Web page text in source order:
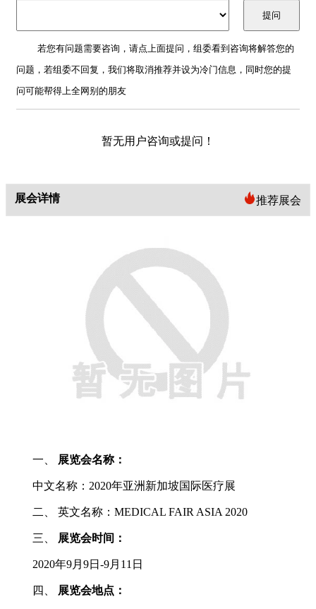
若您有问题需要咨询，请点上面提问，组委看到咨询将解答您的
问题，若组委不回复，我们将取消推荐并设为冷门信息，同时您的提
问可能帮得上全网别的朋友
暂无用户咨询或提问！
展会详情 推荐展会
一、 展览会名称：
中文名称：2020年亚洲新加坡国际医疗展
二、 英文名称：MEDICAL FAIR ASIA 2020
三、 展览会时间：
2020年9月9日-9月11日
四、 展览会地点：